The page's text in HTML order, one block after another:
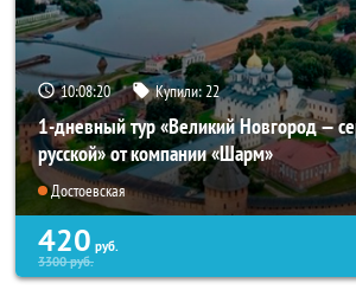
10:08:17 Купили: 22
1-дневный тур «Великий Новгород —
русской» от компании «Шарм»
Достоевская
420 руб.
3300руб.